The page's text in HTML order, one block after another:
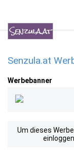
Senzula.at
Werbebanner
Um dieses